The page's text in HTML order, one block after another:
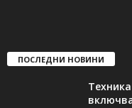
ПОСЛЕДНИ НОВИНИ